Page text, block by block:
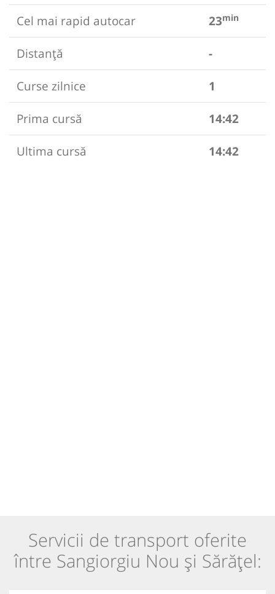
Cel mai rapid autocar
23min
Distanță
-
Curse zilnice
1
Prima cursă
14:42
Ultima cursă
14:42
Servicii de transport oferite
între Sangiorgiu Nou și Sărățel: